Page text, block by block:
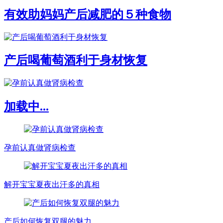
有效助妈妈产后减肥的５种食物
产后喝葡萄酒利于身材恢复
加载中...
孕前认真做肾病检查
解开宝宝夏夜出汗多的真相